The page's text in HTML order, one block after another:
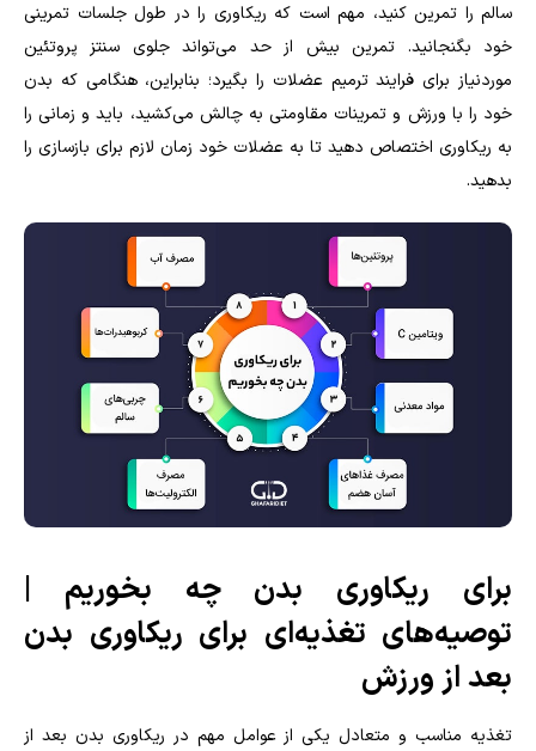
سالم را تمرین کنید، مهم است که ریکاوری را در طول جلسات تمرینی
خود بگنجانید. تمرین بیش از حد می‌تواند جلوی سنتز پروتئین
موردنیاز برای فرایند ترمیم عضلات را بگیرد؛ بنابراین، هنگامی که بدن
خود را با ورزش و تمرینات مقاومتی به چالش می‌کشید، باید و زمانی را
به ریکاوری اختصاص دهید تا به عضلات خود زمان لازم برای بازسازی را
بدهید.
برای ریکاوری بدن چه بخوریم |
توصیه‌های تغذیه‌ای برای ریکاوری بدن
بعد از ورزش
تغذیه مناسب و متعادل یکی از عوامل مهم در ریکاوری بدن بعد از